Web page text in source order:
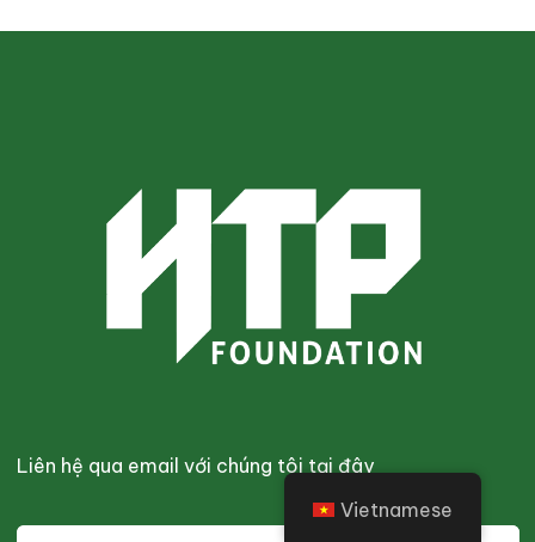
Liên hệ qua email với chúng tôi tại đây
Vietnamese